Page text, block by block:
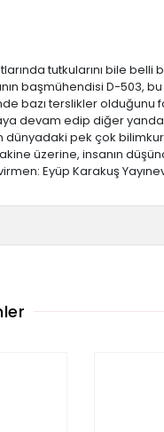
tutkularını bile
başmühendisi D-503,
bazı terslikler
devam edip diğer
pek çok
üzerine, insanın
Eyüp Karakuş